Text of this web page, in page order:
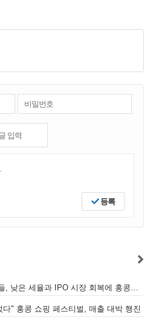
등록
[홍콩뉴스] 외국인 금융 전문가들, 낮은 세율과 IPO 시장 회복에 홍콩으로 '대거 복귀'
" 홍콩 쇼핑 페스티벌, 매출 대박 행진